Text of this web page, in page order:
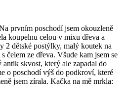
prvním poschodí jsem okouzleně
koupelnu celou v mixu dřeva a
2 dětské postýlky, malý koutek na
čelem ze dřeva. Všude kam jsem se
skvost, který ale zapadal do
o poschodí výš do podkroví, které
jsem zírala. Kačka na mě mrkla: